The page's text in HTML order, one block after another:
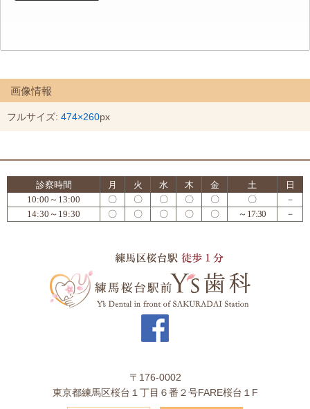
画像情報
フルサイズ: 474×260px
診察時間 月 火 水 木 金 土
日
10:00～13:00
〇 〇 〇 〇 〇 〇
－
14:30～19:30
〇 〇 〇 〇 〇 ～17:30 －
〒176-0002
東京都練馬区桜台１丁目６番２号FARE桜台１F